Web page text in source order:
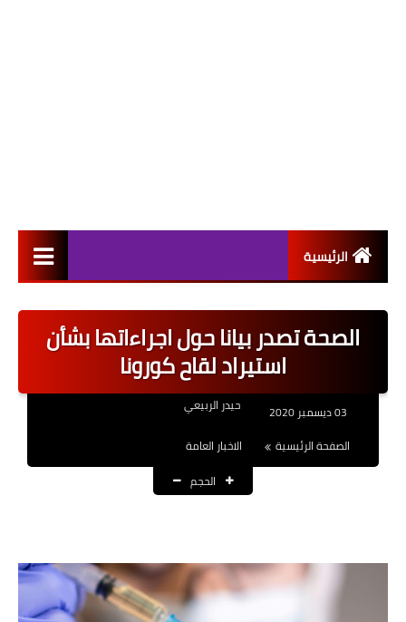
الرئيسية
اخبار القطاع العام
اخبار القطاع الخاص
العقود والاجور اليومية
القروض والسلف
الصحة تصدر بيانا حول اجراءاتها بشأن
استيراد لقاح كورونا
حيدر الربيعي
الصفحة الرئيسية
الاخبار العامة
الحجم